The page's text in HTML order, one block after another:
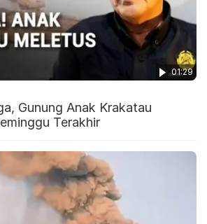
01:29
Gunung Anak Krakatau
Terakhir